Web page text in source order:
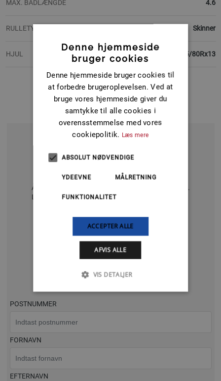
MAX. BÅDLÆNGDE 4.6
RULLETYPER Skinner
HJUL 135/80Rx13
Bliv kontaktet hurtigt muligt
Ring på43730105
Åbningstider: Åbent: Mandag - fredag: 09:00 - 17:00.
Lørdag - søndag: 11:00-15:00
eller
POSTNUMMER
FORNAVN
EFTERNAVN
Denne hjemmeside
bruger cookies
Denne hjemmeside bruger cookies til
at forbedre brugeroplevelsen. Ved at
bruge vores hjemmeside giver du
samtykke til alle cookies i
overensstemmelse med vores
cookiepolitik. Læs mere
ABSOLUT NØDVENDIGE
YDEEVNE MÅLRETNING
FUNKTIONALITET
ACCEPTER ALLE
AFVIS ALLE
VIS DETALJER